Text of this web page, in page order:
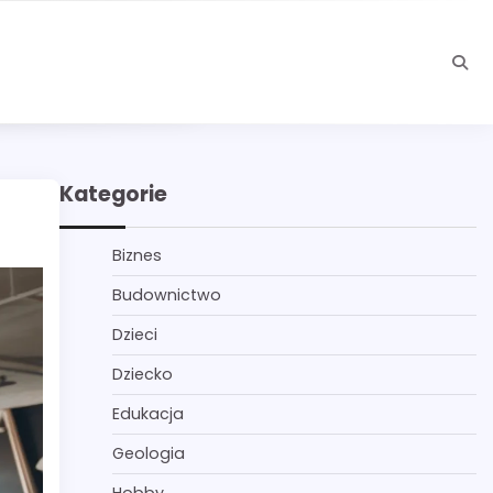
Kategorie
Biznes
Budownictwo
Dzieci
Dziecko
Edukacja
Geologia